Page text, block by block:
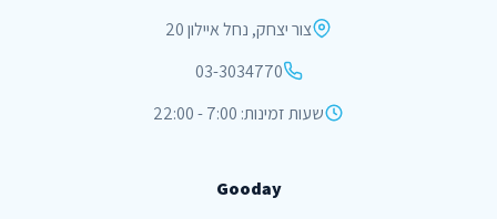
צור יצחק, נחל איילון 20
03-3034770
שעות זמינות: 7:00 - 22:00
Gooday